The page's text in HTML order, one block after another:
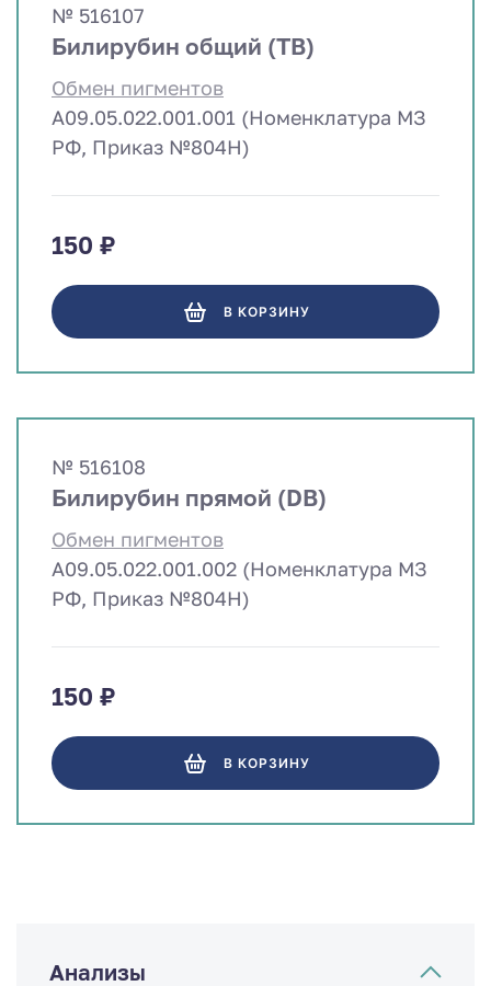
Анализы
№ 516107
Билирубин общий (TB)
Обмен пигментов
A09.05.022.001.001 (Номенклатура МЗ
РФ, Приказ №804Н)
150 ₽
В КОРЗИНУ
№ 516108
Билирубин прямой (DB)
Обмен пигментов
A09.05.022.001.002 (Номенклатура МЗ
РФ, Приказ №804Н)
150 ₽
В КОРЗИНУ